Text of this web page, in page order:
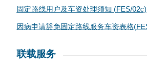
固定路线用户及车资处理须知 (FES/02c)
因病申请豁免固定路线服务车资表格
联载服务